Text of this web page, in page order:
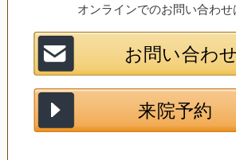
オンラインでのお問い合わせ